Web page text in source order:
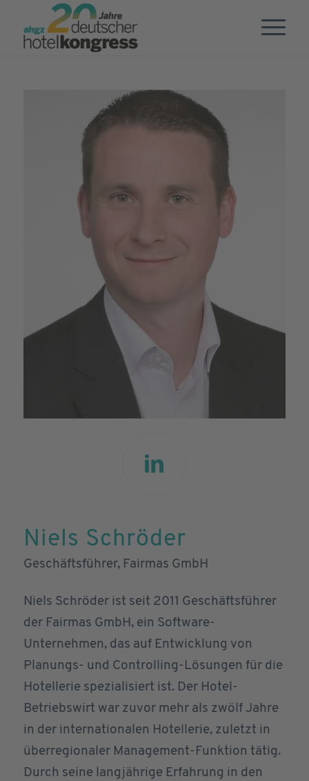
Niels Schröder
Geschäftsführer, Fairmas GmbH
Niels Schröder ist seit 2011 Geschäftsführer
der Fairmas GmbH, ein Software-
Unternehmen, das auf Entwicklung von
Planungs- und Controlling-Lösungen für die
Hotellerie spezialisiert ist. Der Hotel-
Betriebswirt war zuvor mehr als zwölf Jahre
in der internationalen Hotellerie, zuletzt in
überregionaler Management-Funktion tätig.
Durch seine langjährige Erfahrung in den